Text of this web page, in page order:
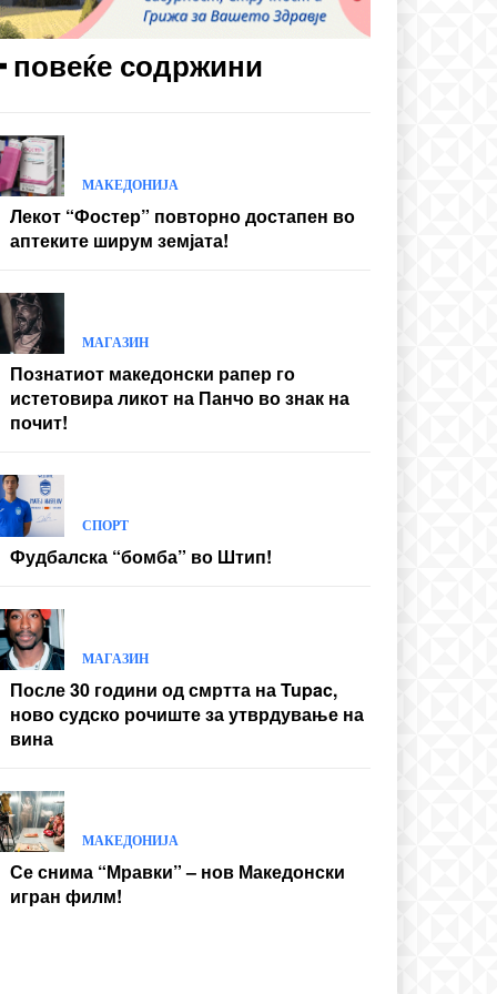
повеќе содржини
МАКЕДОНИЈА
Лекот “Фостер” повторно достапен во
аптеките ширум земјата!
МАГАЗИН
Познатиот македонски рапер го
истетовира ликот на Панчо во знак на
почит!
СПОРТ
Фудбалска “бомба” во Штип!
МАГАЗИН
После 30 години од смртта на Tupac,
ново судско рочиште за утврдување на
вина
МАКЕДОНИЈА
Се снима “Мравки” – нов Македонски
игран филм!